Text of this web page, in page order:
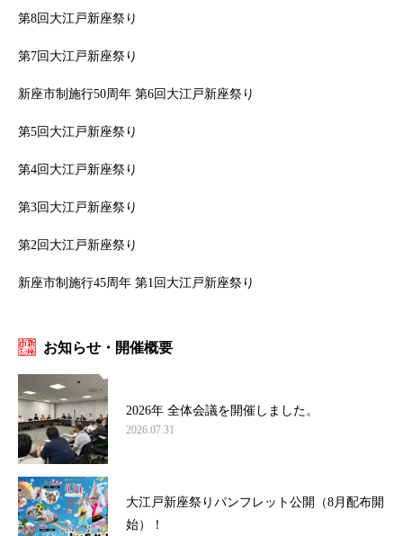
第8回大江戸新座祭り
第7回大江戸新座祭り
新座市制施行50周年 第6回大江戸新座祭り
第5回大江戸新座祭り
第4回大江戸新座祭り
第3回大江戸新座祭り
第2回大江戸新座祭り
新座市制施行45周年 第1回大江戸新座祭り
お知らせ・開催概要
2026年 全体会議を開催しました。
2026.07.31
大江戸新座祭りパンフレット公開（8月配布開
始）！